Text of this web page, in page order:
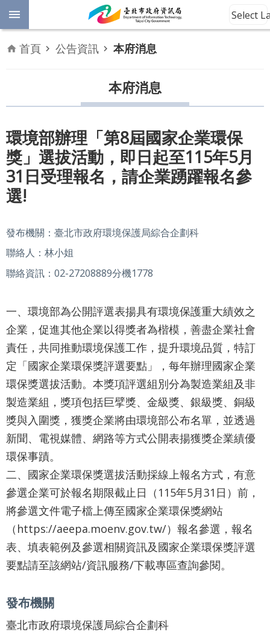
跳到主要內容區塊
進
料
數
位
平
權
公
資
訊
業
訊
資
訊
公
開
關
於
資
訊
局
網
站
覽
陳
情
Select
首頁 公告資訊 本府消息
本府消息
環境部辦理「第8屆國家企業環保
獎」選拔活動，即日起至115年5月
31日受理報名，請企業踴躍報名參
選!
發布機關：臺北市政府環境保護局綜合企劃科
聯絡人：林小姐
聯絡資訊：02-27208889分機1778
一、環境部為公開評選表揚具有環境保護重大績效之
企業，促進其他企業以得獎者為楷模，善盡企業社會
責任，共同推動環境保護工作，提升環境品質，特訂
定「國家企業環保獎評選要點」，每年辦理國家企業
環保獎選拔活動。本獎項評選組別分為製造業組及非
製造業組，獎項包括巨擘獎、金級獎、銀級獎、銅級
獎與入圍獎，獲獎企業將由環境部公布名單，並透過
新聞、電視媒體、網路等方式公開表揚獲獎企業績優
環保事蹟。
二、國家企業環保獎選拔活動採線上報名方式，有意
參選企業可於報名期限截止日（115年5月31日）前，
將參選文件電子檔上傳至國家企業環保獎網站
（https://aeepa.moenv.gov.tw/）報名參選，報名
表、填表範例及參選相關資訊及國家企業環保獎評選
要點請至該網站/資訊服務/下載專區查詢參閱。
發布機關
臺北市政府環境保護局綜合企劃科